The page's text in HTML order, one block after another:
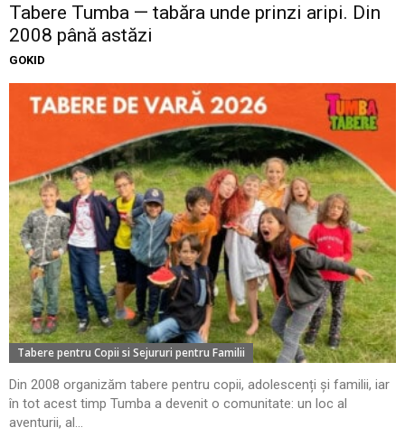
Tabere Tumba — tabăra unde prinzi aripi. Din
2008 până astăzi
GOKID
Tabere pentru Copii si Sejururi pentru Familii
Din 2008 organizăm tabere pentru copii, adolescenți și familii, iar
în tot acest timp Tumba a devenit o comunitate: un loc al
aventurii, al...